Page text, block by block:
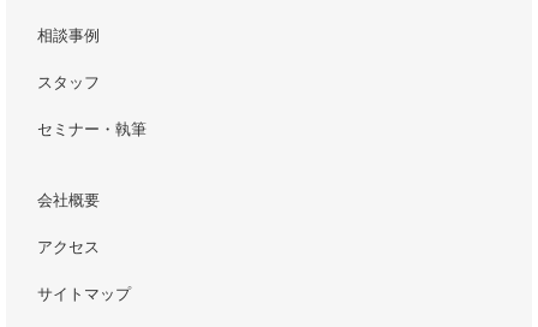
相談事例
スタッフ
セミナー・執筆
会社概要
アクセス
サイトマップ